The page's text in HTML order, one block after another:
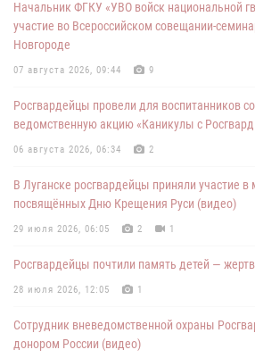
Начальник ФГКУ «УВО войск национальной
участие во Всероссийском совещании-
Новгороде
07 августа 2026, 09:44 9
Росгвардейцы провели для воспитанников
ведомственную акцию «Каникулы с
06 августа 2026, 06:34 2
В Луганске росгвардейцы приняли участие в
посвящённых Дню Крещения Руси (видео)
29 июля 2026, 06:05 2 1
Росгвардейцы почтили память детей —
28 июля 2026, 12:05 1
Сотрудник вневедомственной охраны
донором России (видео)